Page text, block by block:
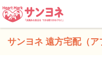
サンヨネ 遠方宅配（ア